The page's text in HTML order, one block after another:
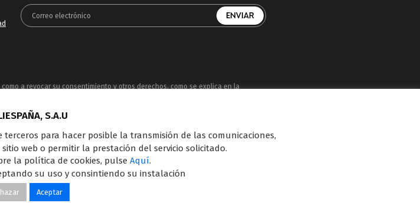
a revocar su consentimiento y otros derechos, como se explica en la
de sus siete canales en abierto: Telecinco, Cuatro, Factoría de Ficción, Boing, Divinity ,
con una gran experiencia en la comercialización de diferentes soportes en Internet y TV
Outdoor Digital.
S.A.U
terceros para hacer posible la transmisión de las comunicaciones,
web o permitir la prestación del servicio solicitado.
la política de cookies, pulse Aquí.
su uso y consintiendo su instalación
Aceptar